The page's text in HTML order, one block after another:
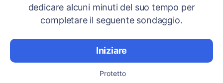
dedicare alcuni minuti del suo tempo per
completare il seguente sondaggio.
Iniziare
Protetto